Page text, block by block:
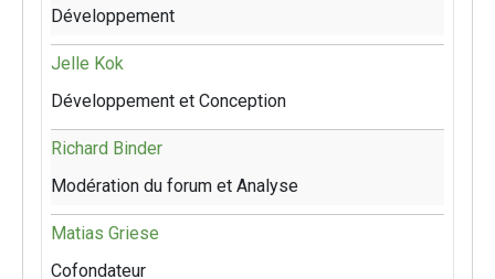
Développement
Jelle Kok
Développement et Conception
Richard Binder
Modération du forum et Analyse
Matias Griese
Cofondateur